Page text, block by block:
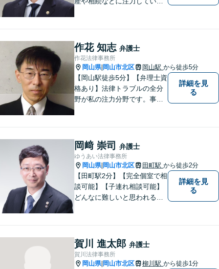
相談ください。依頼者さまの
サポートができるよう努めて
まいります。
作花 知志 弁護士
作花法律事務所
岡山県| 岡山市北区 岡山駅 から徒歩5分
【岡山駅徒歩5分】【弁理士資
格あり】法律トラブルの全分
野が私の注力分野です。事務
ラス対応】【後払い対応】
【日弁連国際人権問題委員会
所属】お困りの方は、お気軽
にご相談下さい。
詳細を見
る
岡﨑 崇司 弁護士
ゆうあい法律事務所
岡山県| 岡山市北区 田町駅 から徒歩2分
【田町駅2分】【完全個室で相
談可能】【子連れ相談可能】
どんなに難しいと思われる案
ている皆さまの現状を良い方
向に変化させることができる
ように全力を尽くします。
詳細を見
る
賀川 進太郎 弁護士
賀川法律事務所
岡山県| 岡山市北区 柳川駅 から徒歩1分